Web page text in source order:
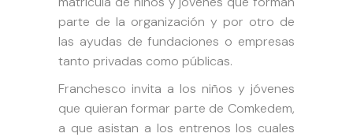
parte de la organización y por otro de
las ayudas de fundaciones o empresas
tanto privadas como públicas.
Franchesco invita a los niños y jóvenes
que quieran formar parte de Comkedem,
a que asistan a los entrenos los cuales